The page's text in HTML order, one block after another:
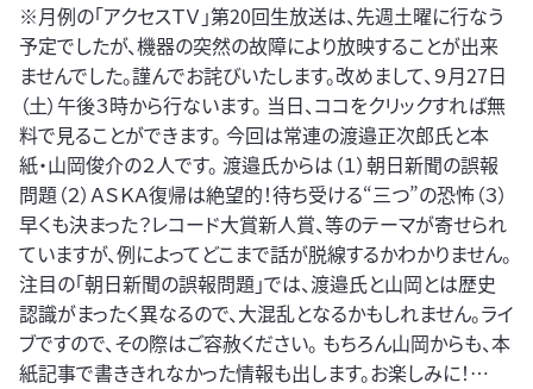
※月例の「アクセスＴＶ」第20回生放送は、先週土曜に行なう
予定でしたが、機器の突然の故障により放映することが出来
ませんでした。謹んでお詫びいたします。改めまして、９月27日
（土）午後３時から行ないます。 当日、ココをクリックすれば無
料で見ることができます。 今回は常連の渡邉正次郎氏と本
紙・山岡俊介の２人です。 渡邉氏からは（１）朝日新聞の誤報
問題（２）ＡＳＫＡ復帰は絶望的！待ち受ける“三つ”の恐怖（３）
早くも決まった？レコード大賞新人賞、等のテーマが寄せられ
ていますが、例によってどこまで話が脱線するかわかりません。
注目の「朝日新聞の誤報問題」では、渡邉氏と山岡とは歴史
認識がまったく異なるので、大混乱となるかもしれません。ライ
ブですので、その際はご容赦ください。 もちろん山岡からも、本
紙記事で書ききれなかった情報も出します。お楽しみに！…